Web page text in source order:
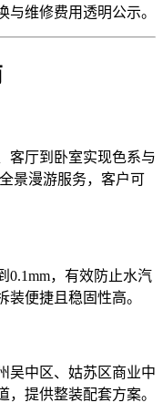
维修费用透明公示。
客厅到卧室实现色系与
景漫游服务，客户可
0.1mm，有效防止水汽
便捷且稳固性高。
吴中区、姑苏区商业中
提供整装配套方案。